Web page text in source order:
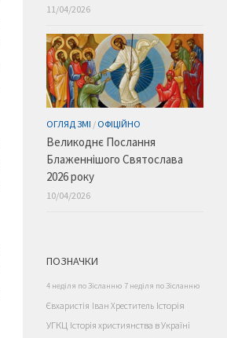
11/04/2026
ОГЛЯД ЗМІ / ОФІЦІЙНО
Великоднє Послання
Блаженнішого Святослава
2026 року
10/04/2026
ПОЗНАЧКИ
4 неділя по Зісланню 7 неділя по Зісланню
Євхаристія Іван Хреститель Історія
УГКЦ Історія християнства в Україні